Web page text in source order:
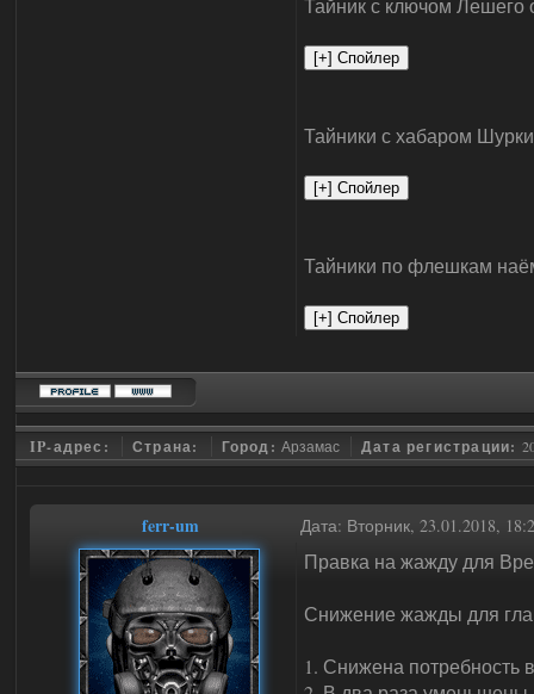
Тайник с ключом
Тайники с хабаром
Тайники по флешкам
IP-адрес: Страна: Город:Арзамас Дата регистрации:
ferr-um Дата: Вторник, 23.01.2018,
Правка на жажду для
Снижение жажды для
1. Снижена потребность